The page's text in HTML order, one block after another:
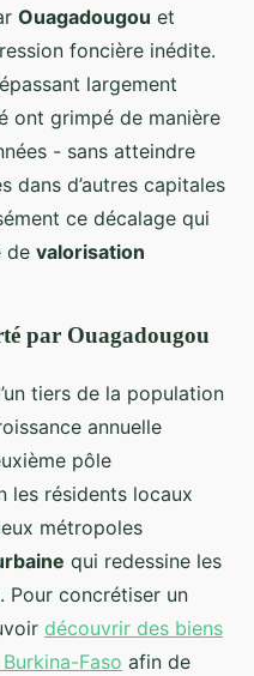
Ouagadougou et
foncière inédite.
largement
ont grimpé de manière
- sans atteindre
dans d’autres capitales
ce décalage qui
de valorisation
par Ouagadougou
tiers de la population
annuelle
pôle
les résidents locaux
métropoles
qui redessine les
Pour concrétiser un
découvrir des biens
Faso afin de